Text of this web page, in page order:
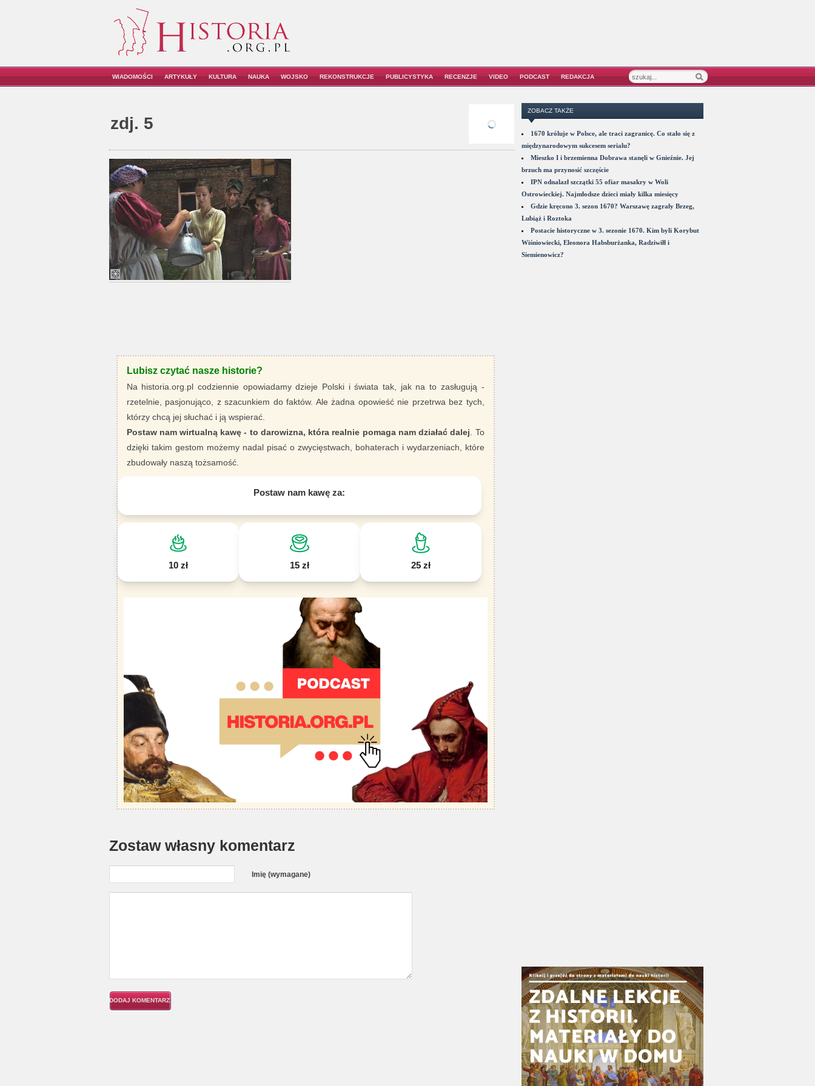
WIADOMOŚCI ARTYKUŁY KULTURA NAUKA WOJSKO REKONSTRUKCJE PUBLICYSTYKA RECENZJE VIDEO PODCAST REDAKCJA
zdj. 5
Lubisz czytać nasze historie?
Na historia.org.pl codziennie opowiadamy dzieje Polski i świata tak, jak na to zasługują -
rzetelnie, pasjonująco, z szacunkiem do faktów. Ale żadna opowieść nie przetrwa bez tych,
którzy chcą jej słuchać i ją wspierać.
Postaw nam wirtualną kawę - to darowizna, która realnie pomaga nam działać dalej . To
dzięki takim gestom możemy nadal pisać o zwycięstwach, bohaterach i wydarzeniach, które
zbudowały naszą tożsamość.
Postaw nam kawę za:
10 zł 15 zł 25 zł
Zostaw własny komentarz
Imię (wymagane)
ZOBACZ TAKŻE
1670 króluje w Polsce, ale traci zagranicę. Co stało się z
międzynarodowym sukcesem serialu?
Mieszko I i brzemienna Dobrawa stanęli w Gnieźnie. Jej
brzuch ma przynosić szczęście
IPN odnalazł szczątki 55 ofiar masakry w Woli
Ostrowieckiej. Najmłodsze dzieci miały kilka miesięcy
Gdzie kręcono 3. sezon 1670? Warszawę zagrały Brzeg,
Lubiąż i Roztoka
Postacie historyczne w 3. sezonie 1670. Kim byli Korybut
Wiśniowiecki, Eleonora Habsburżanka, Radziwiłł i
Siemienowicz?